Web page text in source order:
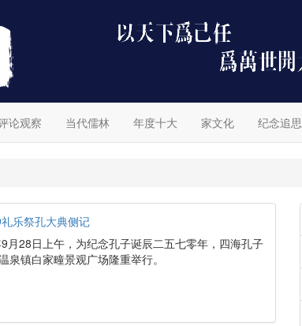
论观察 当代儒林 年度十大 家文化 纪念追思
乐祭孔大典侧记
月28日上午，为纪念孔子诞辰二五七零年，四海孔子
镇白家疃景观广场隆重举行。